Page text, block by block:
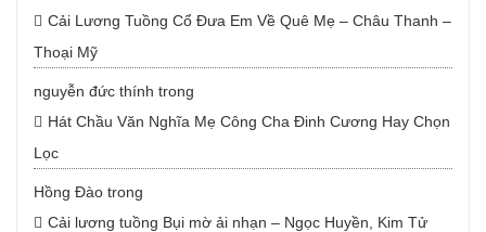
Cải Lương Tuồng Cổ Đưa Em Về Quê Mẹ – Châu Thanh –
Thoại Mỹ
nguyễn đức thính trong
Hát Chầu Văn Nghĩa Mẹ Công Cha Đinh Cương Hay Chọn
Lọc
Hồng Đào trong
Cải lương tuồng Bụi mờ ải nhạn – Ngọc Huyền, Kim Tử